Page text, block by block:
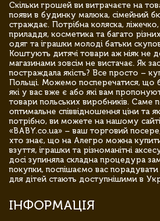
Скільки грошей ви витрачаєте на
появи в будинку малюка, сімейний
страждає. Потрібна коляска,
приладдя, косметика та багато
одяг та іграшки молоді батьки
Коштують дитячі товари аж ніяк не
магазинами зовсім не вистачає. Як
постраждала якість? Все просто –
Польщі. Можемо посперечатися, що
які у вас вже є або які вам
товари польських виробників. Саме
оптимальне співвідношення ціни та
потрібно, ви можете на нашому
«BABY.co.ua» – ваш торговий
хто знає, що на Алегро можна
взуття, іграшки та різноманітні
досі зупиняла складна процедура
покупки, поспішаємо вас
для дітей стають доступнішими в
ІНФОРМАЦІЯ